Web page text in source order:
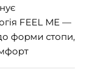
FEEL ME —
форми стопи,